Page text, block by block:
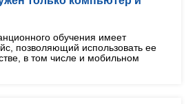
обучения имеет
позволяющий использовать ее
в том числе и мобильном